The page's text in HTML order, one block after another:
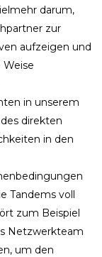
darum,
zur
aufzeigen und
in unserem
direkten
in den
Tandems voll
zum Beispiel
Netzwerkteam
um den